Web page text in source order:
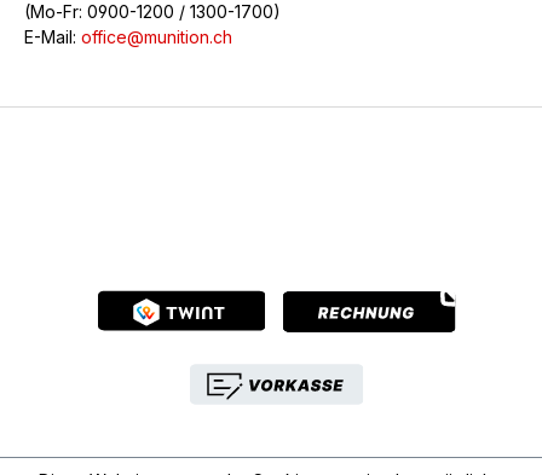
(Mo-Fr: 0900-1200 / 1300-1700)
E-Mail: office@munition.ch